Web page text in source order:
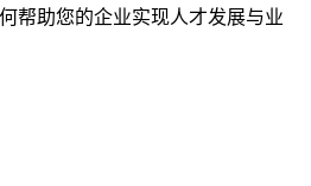
帮助您的企业实现人才发展与业